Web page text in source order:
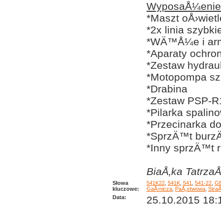
*Maszt
*2x linia
*WÄ™Å¼e i
*Aparaty
*Zestaw
*Motopompa
*Drabina
*Zestaw PSP-
*Pilarka
*Przecinarka
*SprzÄ™t
*Inny sprzÄ™t
BiaÅ‚ka
Słowa
kluczowe:
541K22 541K 541 541-22
GaÅ›nicza PaÅ„stwowa
Data:
25.10.2015